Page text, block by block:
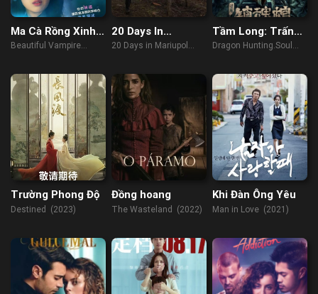
Ma Cà Rồng Xinh
Đẹp
Beautiful Vampire
20 Days In
Mariupol
20 Days in Mariupol
Tầm Long: Trấn
Hồn Quan
Dragon Hunting.Soul
(2023)
Trường Phong Độ
Destined (2023)
Đồng hoang
The Wasteland (2022)
Khi Đàn Ông Yêu
Man in Love (2021)